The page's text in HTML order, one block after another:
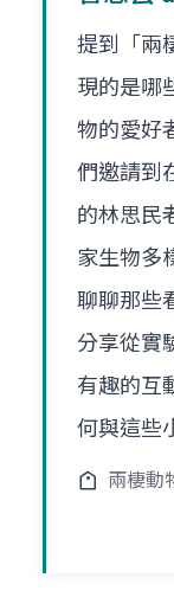
提到「兩
現的是哪
物的愛好
們邀請到
的林思民
家生物多
聊聊那些
分享從實
有趣的互
何與這些
兩棲動